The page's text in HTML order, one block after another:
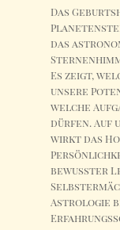
Das
das
Es zeigt,
unsere
welche
dürfen. Auf
wirkt das
bewusster
Astrologie